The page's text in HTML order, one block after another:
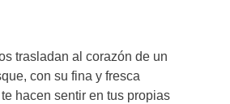
trasladan al corazón de un
con su fina y fresca
hacen sentir en tus propias